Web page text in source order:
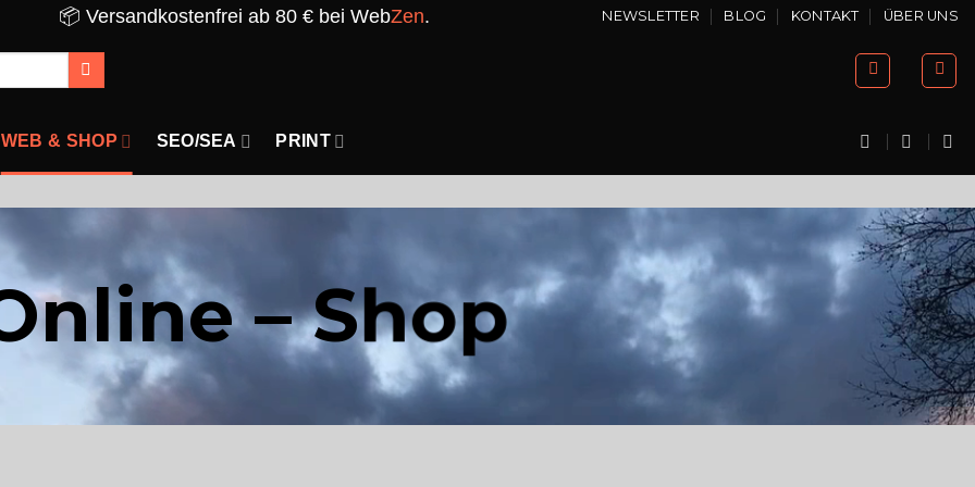
📦 Versandkostenfrei ab 80 € bei WebZen. NEWSLETTER BLOG KONTAKT ÜBER UNS
WEB & SHOP SEO/SEA PRINT
– Shop